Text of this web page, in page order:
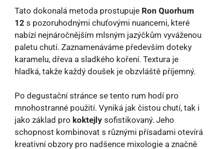
Tato dokonalá metoda prostupuje Ron Quorhum
12 s pozoruhodnými chuťovými nuancemi, které
nabízí nejnáročnějším mlsným jazýčkům vyváženou
paletu chutí. Zaznamenáváme především doteky
karamelu, dřeva a sladkého koření. Textura je
hladká, takže každý doušek je obzvláště příjemný.
Po degustační stránce se tento rum hodí pro
mnohostranné použití. Vyniká jak čistou chutí, tak i
jako základ pro koktejly sofistikovaný. Jeho
schopnost kombinovat s různými přísadami otevírá
kreativní obzory pro nadšence mixologie a značně